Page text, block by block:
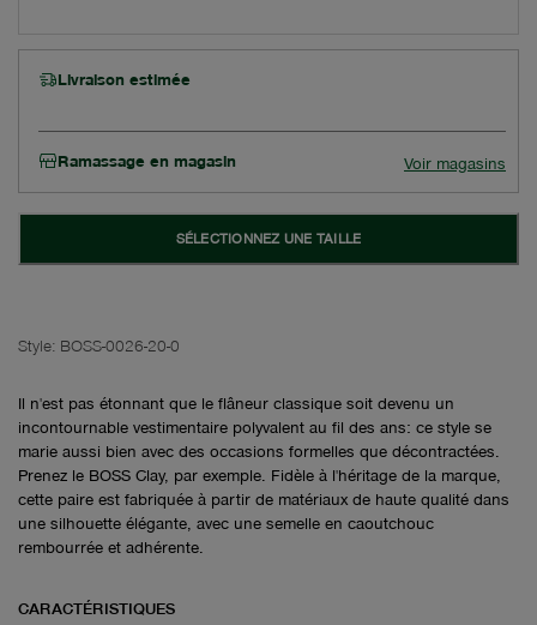
Livraison estimée
Ramassage en magasin Voir magasins
SÉLECTIONNEZ UNE TAILLE
Style: BOSS-0026-20-0
Il n'est pas étonnant que le flâneur classique soit devenu un
incontournable vestimentaire polyvalent au fil des ans: ce style se
marie aussi bien avec des occasions formelles que décontractées.
Prenez le BOSS Clay, par exemple. Fidèle à l'héritage de la marque,
cette paire est fabriquée à partir de matériaux de haute qualité dans
une silhouette élégante, avec une semelle en caoutchouc
rembourrée et adhérente.
CARACTÉRISTIQUES